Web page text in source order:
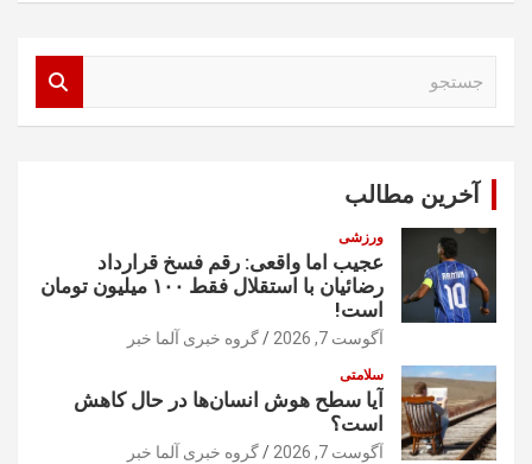
آخرین مطالب
ورزشی
عجیب اما واقعی: رقم فسخ قرارداد
رضائیان با استقلال فقط ۱۰۰ میلیون تومان
است!
آگوست 7, 2026 گروه خبری آلما خبر
سلامتی
آیا سطح هوش انسان‌ها در حال کاهش
است؟
آگوست 7, 2026 گروه خبری آلما خبر